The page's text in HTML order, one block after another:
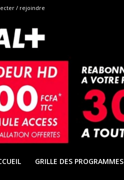
/ rejoindre
GRILLE DES PROGRAMMES